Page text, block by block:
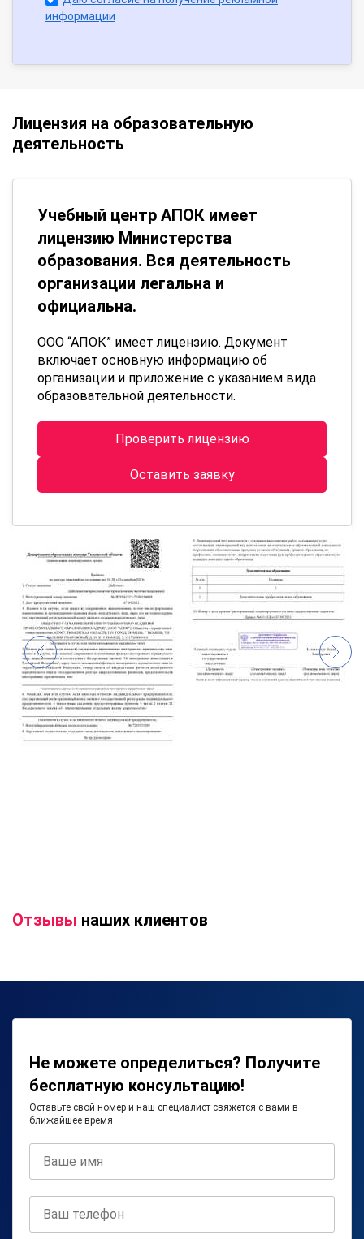
информации
Лицензия на образовательную
деятельность
Учебный центр АПОК имеет
лицензию Министерства
образования. Вся деятельность
организации легальна и
официальна.
ООО “АПОК” имеет лицензию. Документ
включает основную информацию об
организации и приложение с указанием вида
образовательной деятельности.
Проверить лицензию
Оставить заявку
Отзывы наших клиентов
Не можете определиться? Получите
бесплатную консультацию!
Оставьте свой номер и наш специалист свяжется с вами в
ближайшее время